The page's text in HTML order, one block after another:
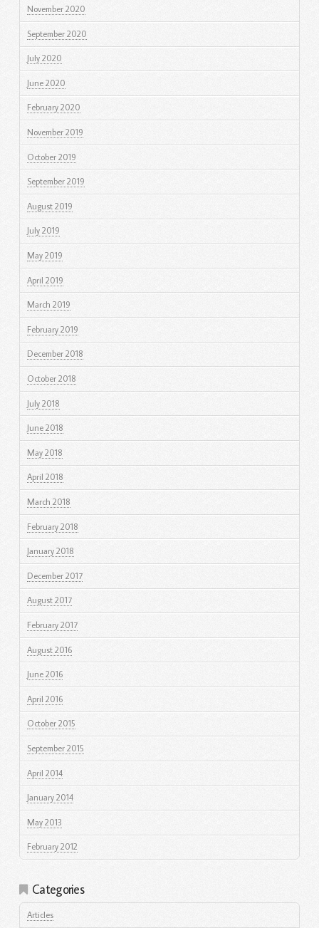
November 2020
September 2020
July 2020
June 2020
February 2020
November 2019
October 2019
September 2019
August 2019
July 2019
May 2019
April 2019
March 2019
February 2019
December 2018
October 2018
July 2018
June 2018
May 2018
April 2018
March 2018
February 2018
January 2018
December 2017
August 2017
February 2017
August 2016
June 2016
April 2016
October 2015
September 2015
April 2014
January 2014
May 2013
February 2012
Categories
Articles